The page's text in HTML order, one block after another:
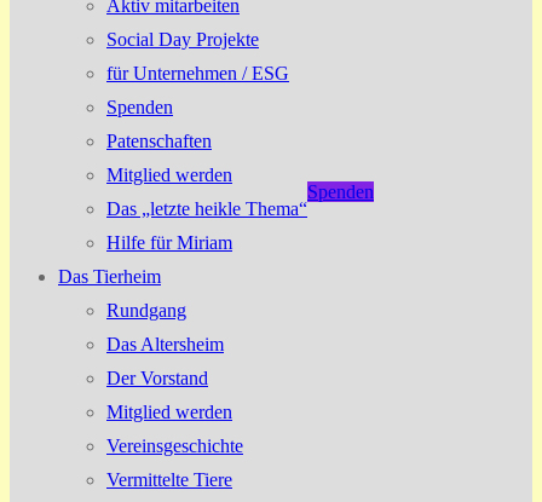
Aktiv mitarbeiten
Social Day Projekte
für Unternehmen / ESG
Spenden
Patenschaften
Mitglied werden
Das „letzte heikle Thema“
Hilfe für Miriam
Das Tierheim
Rundgang
Das Altersheim
Der Vorstand
Mitglied werden
Vereinsgeschichte
Vermittelte Tiere
Spenden